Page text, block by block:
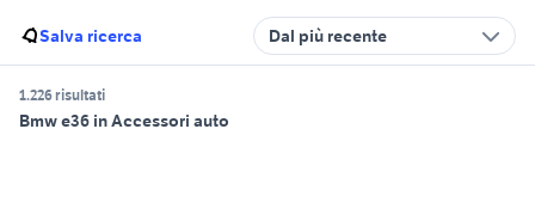
Salva ricerca Dal più recente
1.226 risultati
Bmw e36 in Accessori auto